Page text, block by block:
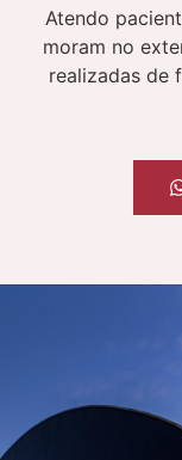
Atendo
moram no
realizadas de